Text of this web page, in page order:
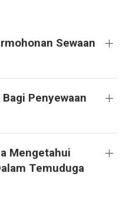
Sewaan
Penyewaan
Mengetahui
Temuduga